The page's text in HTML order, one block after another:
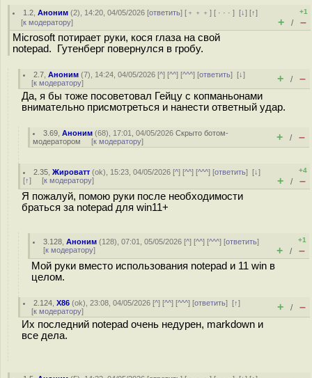
1.2 ,Аноним (2), 14:20, 04/05/2026 [ответить] [ ﹢﹢﹢] [ · · ·][↓] [↑]
[к модератору]
+1
+ / –
Microsoft потирает руки, кося глаза на свой
notepad. Гутенберг повернулся в гробу.
2.7 ,Аноним (7), 14:24, 04/05/2026 [^] [^^] [^^^] [ответить][↓]
[к модератору] + / –
Да, я бы тоже посоветовал Гейцу с копманьонами
внимательно присмотреться и нанести ответный удар.
3.69 ,Аноним (68), 17:01, 04/05/2026Скрыто ботом-
модератором [к модератору] + / –
2.35 ,Жироватт (ok), 15:23, 04/05/2026 [^] [^^] [^^^] [ответить][↓]
[↑] [к модератору]
+4
+ / –
Я пожалуй, помою руки после необходимости
браться за notepad для win11+
3.128 ,Аноним (128), 07:01, 05/05/2026 [^] [^^] [^^^] [ответить]
[к модератору]
+1
+ / –
Мой руки вместо использования notepad и 11 win в
целом.
2.124 ,X86 (ok), 23:08, 04/05/2026 [^] [^^] [^^^] [ответить][↑]
[к модератору] + / –
Их последний notepad очень недурен, markdown и
все дела.